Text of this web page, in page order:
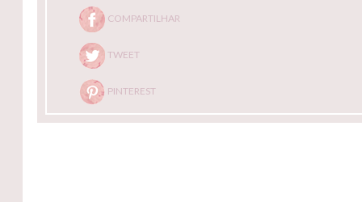
COMPARTILHAR
TWEET
PINTEREST